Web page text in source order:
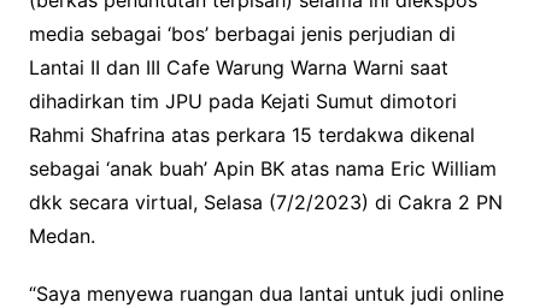
media sebagai ‘bos’ berbagai jenis perjudian di
Lantai II dan III Cafe Warung Warna Warni saat
dihadirkan tim JPU pada Kejati Sumut dimotori
Rahmi Shafrina atas perkara 15 terdakwa dikenal
sebagai ‘anak buah’ Apin BK atas nama Eric William
dkk secara virtual, Selasa (7/2/2023) di Cakra 2 PN
Medan.
“Saya menyewa ruangan dua lantai untuk judi online